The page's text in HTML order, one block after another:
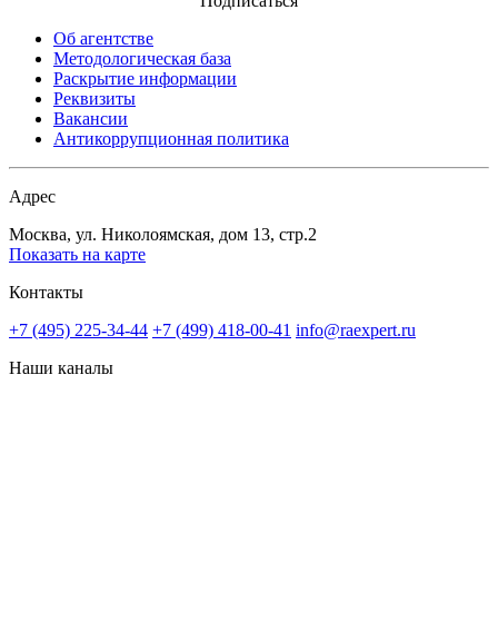
Об агентстве
Методологическая база
Раскрытие информации
Реквизиты
Вакансии
Антикоррупционная политика
Адрес
Москва, ул. Николоямская, дом 13, стр.2
Показать на карте
Контакты
+7 (495) 225-34-44 +7 (499) 418-00-41 info@raexpert.ru
Наши каналы